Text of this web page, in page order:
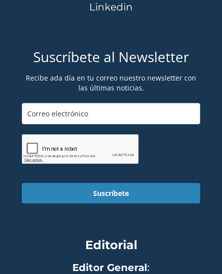
Linkedin
Suscríbete al Newsletter
Recibe ada día en tu correo nuestro newsletter con
las últimas noticias.
Suscríbete
Editorial
Editor General: